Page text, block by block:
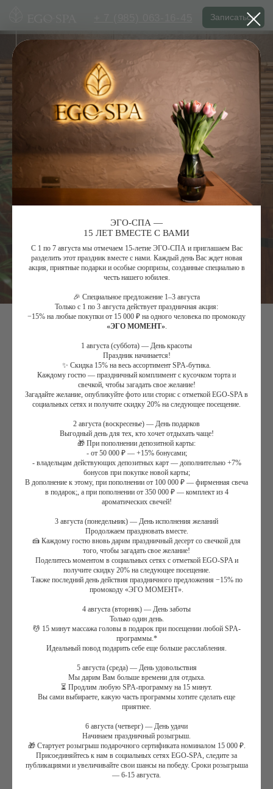
Wellness SPA для двоих
Длительность:
Дополнительное угощение:
Купить сертификат
Совместное посещение дубовых купелей фурако с
горячей водой с ароматом пихты.Приятный и
атмосферный ритуал в японской бане снимает усталость и
восстановит силы, окажет омолаживающее воздействие на
кожу тела
В Акватермальной зонеВы не спеша распаритесь в
расположившись на удобных шезлонгах. Цветочный
освежающий чай прекрасно утолит жажду и подарит
радостное настроение
Сахарно-солевой пилинг тела с освежающим ароматом
отшелучивающее средство. Он не только мягко очистит
вашу кожу, но и вернет ей тонус и гладкость. Эфирное
масло мяты является натуральным сосудорасширяющим
средством, экстракт зеленого чая, поможет выводу
ЭГО-СПА —
15 ЛЕТ ВМЕСТЕ С ВАМИ
С 1 по 7 августа мы отмечаем 15-летие ЭГО-СПА и приглашаем Вас
разделить этот праздник вместе с нами. Каждый день Вас ждет новая
акция, приятные подарки и особые сюрпризы, созданные специально в
честь нашего юбилея.
🎉 Специальное предложение 1–3 августа
Только с 1 по 3 августа действует праздничная акция:
−15% на любые покупки от 15 000 ₽ на одного человека по промокоду
«ЭГО МОМЕНТ».
1 августа (суббота) — День красоты
Праздник начинается!
✨ Скидка 15% на весь ассортимент SPA-бутика.
Каждому гостю — праздничный комплимент с кусочком торта и
свечкой, чтобы загадать свое желание!
Загадайте желание, опубликуйте фото или сторис с отметкой EGO-SPA в
социальных сетях и получите скидку 20% на следующее посещение.
2 августа (воскресенье) — День подарков
Выгодный день для тех, кто хочет отдыхать чаще!
🎁 При пополнении депозитной карты:
- от 50 000 ₽ — +15% бонусами;
- владельцам действующих депозитных карт — дополнительно +7%
бонусов при покупке новой карты;
В дополнение к этому, при пополнении от 100 000 ₽ — фирменная свеча
в подарок;, а при пополнении от 350 000 ₽ — комплект из 4
ароматических свечей!
3 августа (понедельник) — День исполнения желаний
Продолжаем праздновать вместе.
🍰 Каждому гостю вновь дарим праздничный десерт со свечкой для
того, чтобы загадать свое желание!
Поделитесь моментом в социальных сетях с отметкой EGO-SPA и
получите скидку 20% на следующее посещение.
Также последний день действия праздничного предложения −15% по
промокоду «ЭГО МОМЕНТ».
4 августа (вторник) — День заботы
Только один день.
💆 15 минут массажа головы в подарок при посещении любой SPA-
программы.*
Идеальный повод подарить себе еще больше расслабления.
5 августа (среда) — День удовольствия
Мы дарим Вам больше времени для отдыха.
⏳ Продлим любую SPA-программу на 15 минут.
Вы сами выбираете, какую часть программы хотите сделать еще
приятнее.
6 августа (четверг) — День удачи
Начинаем праздничный розыгрыш.
🎁 Стартует розыгрыш подарочного сертификата номиналом 15 000 ₽.
Присоединяйтесь к нам в социальных сетях EGO-SPA, следите за
публикациями и увеличивайте свои шансы на победу. Сроки розыгрыша
— 6-15 августа.